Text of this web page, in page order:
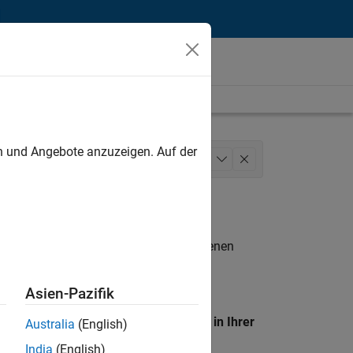
User Experience
. Wenn Sie noch immer keine offenen
unseres
Standort, um alle Stellenangebote in Ihrer
Angebote anzuzeigen. Auf der
Asien-Pazifik
Australia (English)
India (English)